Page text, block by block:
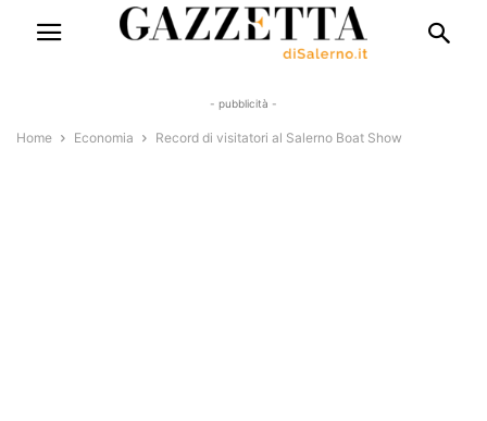
- pubblicità -
Home Economia Record di visitatori al Salerno Boat Show